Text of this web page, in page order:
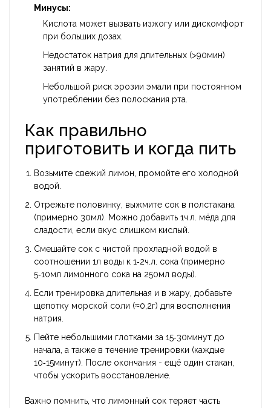
Минусы:
Кислота может вызвать изжогу или дискомфорт
при больших дозах.
Недостаток натрия для длительных (>90мин)
занятий в жару.
Небольшой риск эрозии эмали при постоянном
употреблении без полоскания рта.
Как правильно
приготовить и когда пить
Возьмите свежий лимон, промойте его холодной
водой.
Отрежьте половинку, выжмите сок в полстакана
(примерно 30мл). Можно добавить 1ч.л. мёда для
сладости, если вкус слишком кислый.
Смешайте сок с чистой прохладной водой в
соотношении 1л воды к 1‑2ч.л. сока (примерно
5‑10мл лимонного сока на 250мл воды).
Если тренировка длительная и в жару, добавьте
щепотку морской соли (≈0,2г) для восполнения
натрия.
Пейте небольшими глотками за 15‑30минут до
начала, а также в течение тренировки (каждые
10‑15минут). После окончания - ещё один стакан,
чтобы ускорить восстановление.
Важно помнить, что лимонный сок теряет часть